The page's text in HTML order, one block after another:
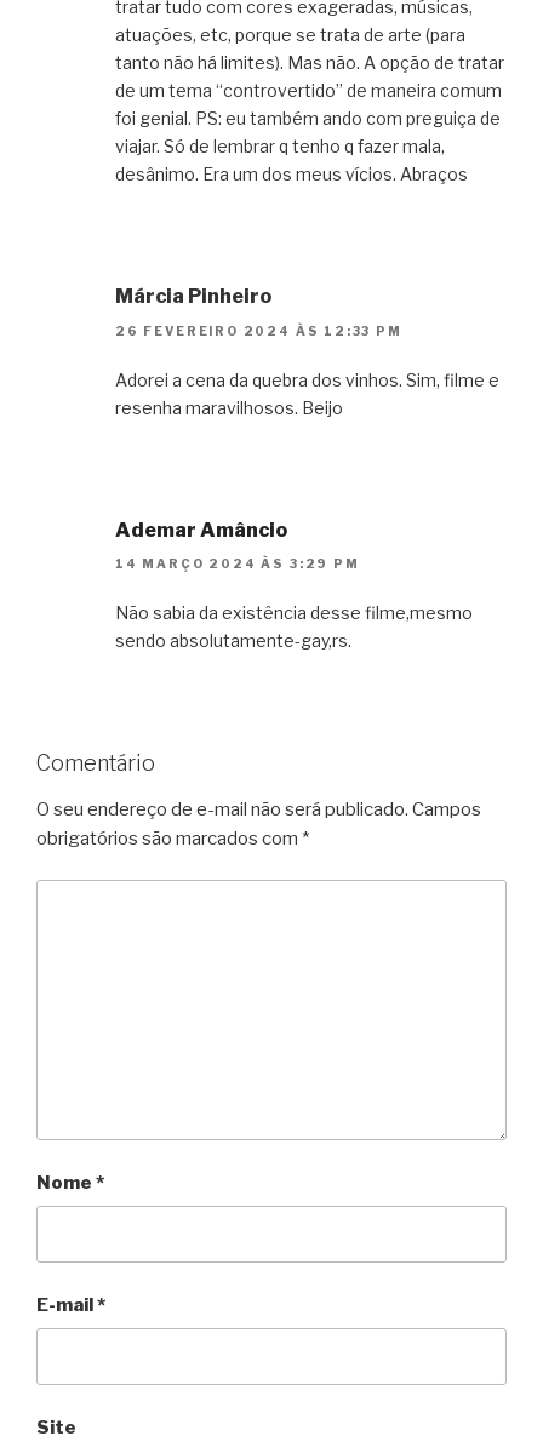
tratar tudo com cores exageradas, músicas,
atuações, etc, porque se trata de arte (para
tanto não há limites). Mas não. A opção de tratar
de um tema “controvertido” de maneira comum
foi genial. PS: eu também ando com preguiça de
viajar. Só de lembrar q tenho q fazer mala,
desânimo. Era um dos meus vícios. Abraços
Márcia Pinheiro
26 FEVEREIRO 2024 ÀS 12:33 PM
Adorei a cena da quebra dos vinhos. Sim, filme e
resenha maravilhosos. Beijo
Ademar Amâncio
14 MARÇO 2024 ÀS 3:29 PM
Não sabia da existência desse filme,mesmo
sendo absolutamente-gay,rs.
Comentário
O seu endereço de e-mail não será publicado. Campos
obrigatórios são marcados com *
Nome *
E-mail*
Site